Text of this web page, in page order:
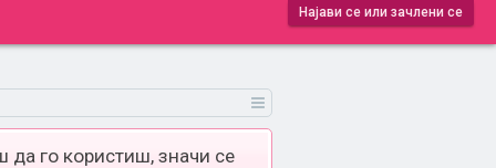
Најави се или зачлени се
да го користиш, значи се